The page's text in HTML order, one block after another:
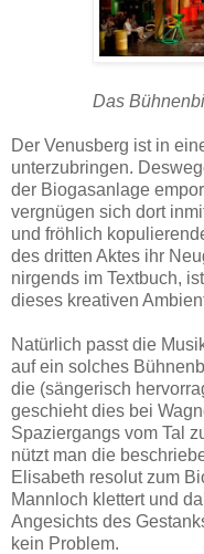
Das
Der Venusberg ist in
unterzubringen.
der Biogasanlage
vergnügen sich dort
und fröhlich
des dritten Aktes ihr
nirgends im Textbuch,
dieses kreativen
Natürlich passt die
auf ein solches
die (sängerisch
geschieht dies bei
Spaziergangs vom Tal
nützt man die
Elisabeth resolut zum
Mannloch klettert und
Angesichts des
kein Problem.